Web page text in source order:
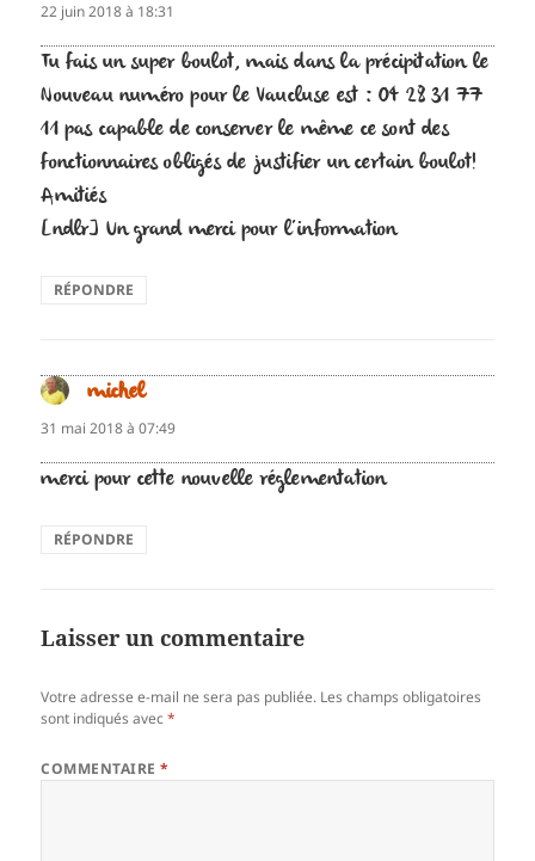
22 juin 2018 à 18:31
Tu fais un super boulot, mais dans la précipitation le
Nouveau numéro pour le Vaucluse est : 04 28 31 77
11 pas capable de conserver le même ce sont des
fonctionnaires obligés de justifier un certain boulot!
Amitiés
[ndlr] Un grand merci pour l’information
RÉPONDRE
micheldit :
31 mai 2018 à 07:49
merci pour cette nouvelle réglementation
RÉPONDRE
Laisser un commentaire
Votre adresse e-mail ne sera pas publiée. Les champs obligatoires
sont indiqués avec*
COMMENTAIRE*